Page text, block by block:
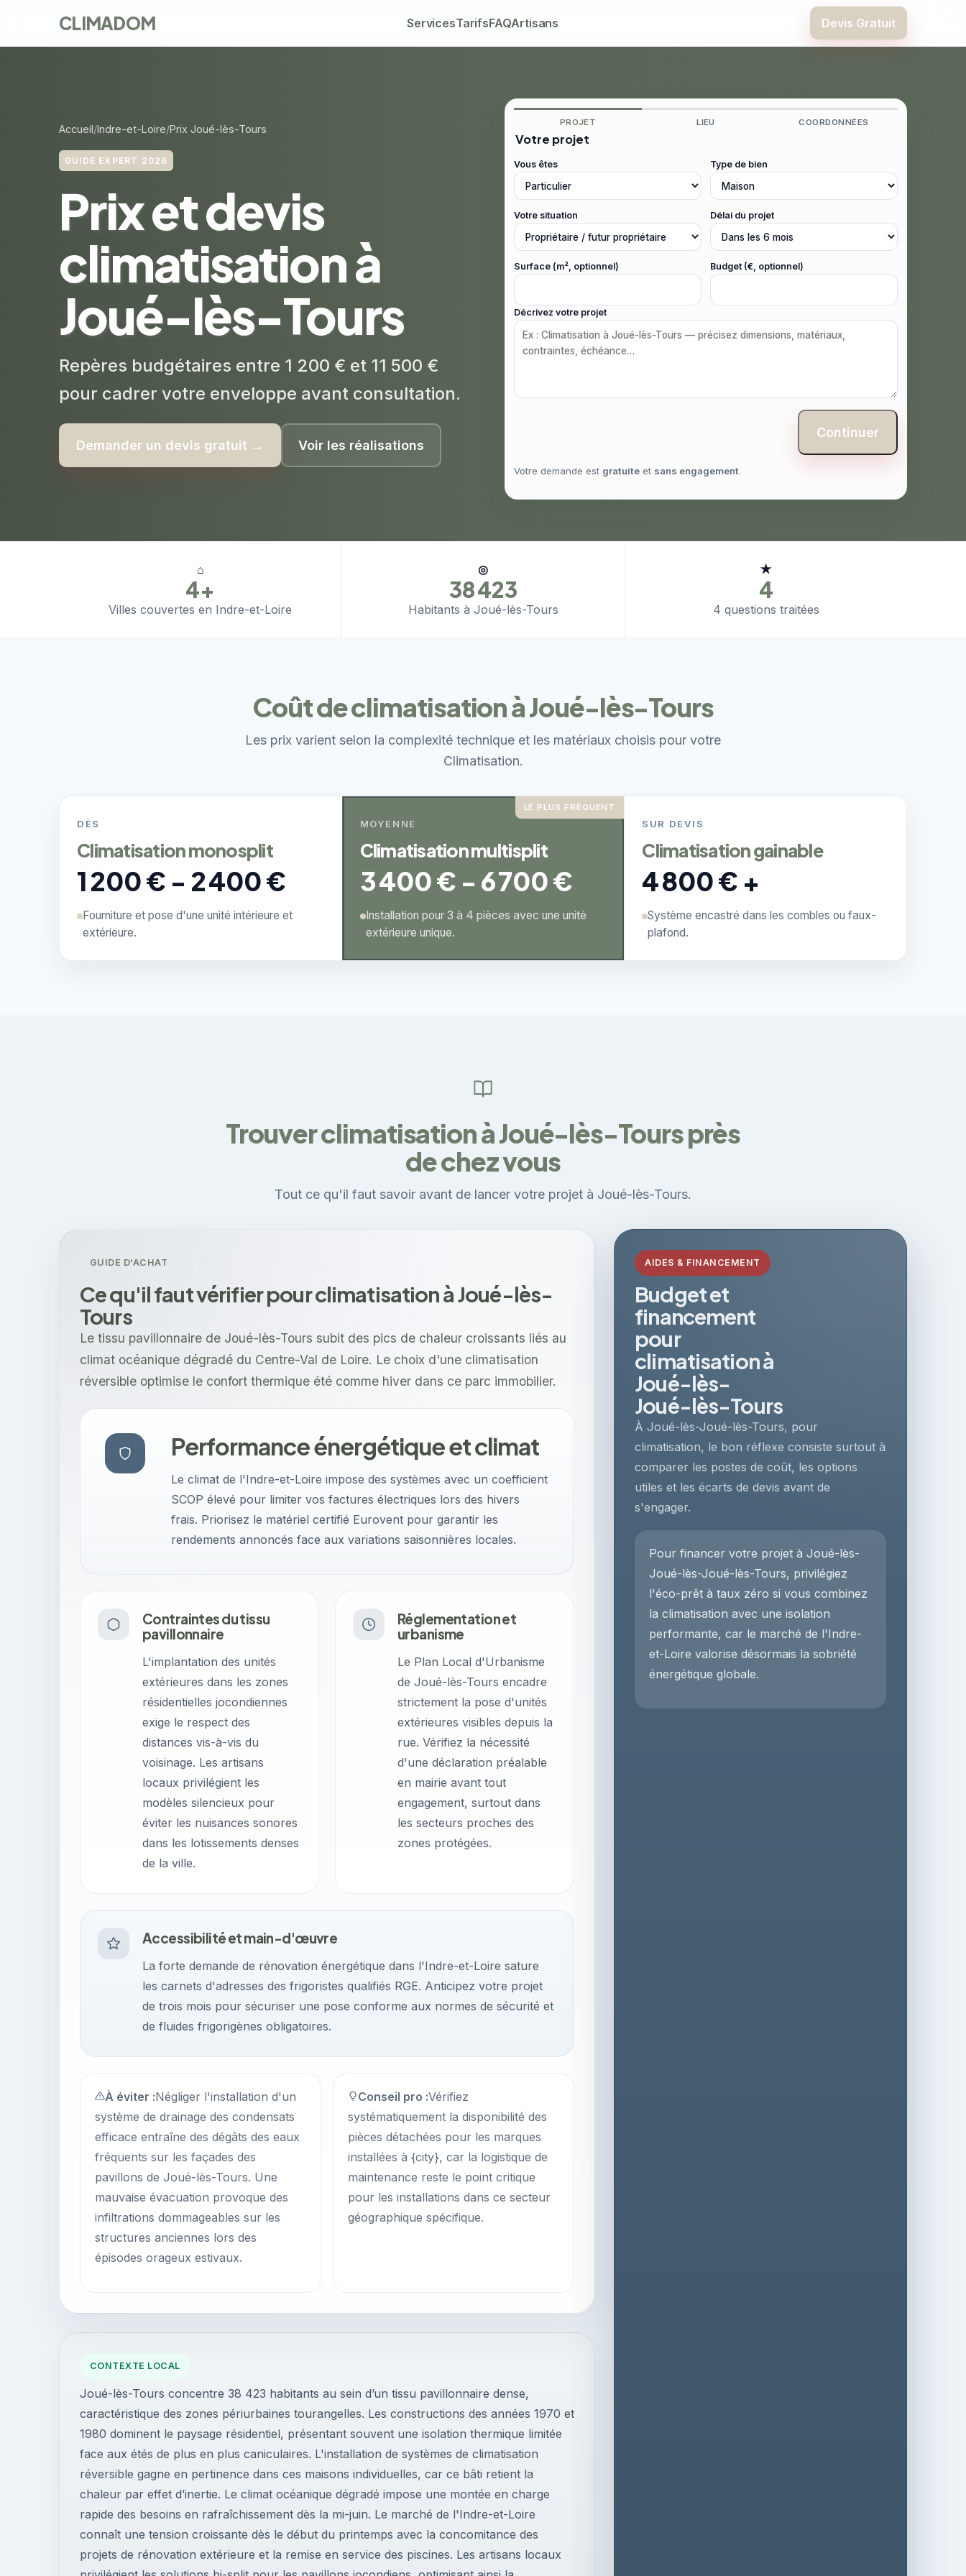
CLIMADOM ServicesTarifsFAQArtisans Devis Gratuit
Accueil Indre-et-Loire Prix Joué-lès-Tours
GUIDE EXPERT 2026
Prix et devis
climatisation à
Joué-lès-Tours
Repères budgétaires entre 1 200 € et 11 500 €
pour cadrer votre enveloppe avant consultation.
Demander un devis gratuit → Voir les réalisations
PROJET LIEU COORDONNÉES
Votre projet
Vous êtes Type de bien
Votre situation Délai du projet
Surface (m², optionnel) Budget (€, optionnel)
Décrivez votre projet
Continuer
Votre demande est gratuite et sans engagement.
⌂
4+
Villes couvertes en Indre-et-Loire
◎
38 423
Habitants à Joué-lès-Tours
★
4
4 questions traitées
Coût de climatisation à Joué-lès-Tours
Les prix varient selon la complexité technique et les matériaux choisis pour votre
Climatisation.
DÈS
Climatisation monosplit
1 200 € - 2 400 €
Fourniture et pose d'une unité intérieure et
extérieure.
LE PLUS FRÉQUENT
MOYENNE
Climatisation multisplit
3 400 € - 6 700 €
Installation pour 3 à 4 pièces avec une unité
extérieure unique.
SUR DEVIS
Climatisation gainable
4 800 € +
Système encastré dans les combles ou faux-
plafond.
Trouver climatisation à Joué-lès-Tours près
de chez vous
Tout ce qu'il faut savoir avant de lancer votre projet à Joué-lès-Tours.
CONTEXTE LOCAL
Joué-lès-Tours concentre 38 423 habitants au sein d’un tissu pavillonnaire dense,
caractéristique des zones périurbaines tourangelles. Les constructions des années 1970 et
1980 dominent le paysage résidentiel, présentant souvent une isolation thermique limitée
face aux étés de plus en plus caniculaires. L'installation de systèmes de climatisation
réversible gagne en pertinence dans ces maisons individuelles, car ce bâti retient la
chaleur par effet d’inertie. Le climat océanique dégradé impose une montée en charge
rapide des besoins en rafraîchissement dès la mi-juin. Le marché de l'Indre-et-Loire
connaît une tension croissante dès le début du printemps avec la concomitance des
projets de rénovation extérieure et la remise en service des piscines. Les artisans locaux
GUIDE D'ACHAT
Ce qu'il faut vérifier pour climatisation à Joué-lès-
Tours
Le tissu pavillonnaire de Joué-lès-Tours subit des pics de chaleur croissants liés au
climat océanique dégradé du Centre-Val de Loire. Le choix d'une climatisation
réversible optimise le confort thermique été comme hiver dans ce parc immobilier.
Performance énergétique et climat
Le climat de l'Indre-et-Loire impose des systèmes avec un coefficient
SCOP élevé pour limiter vos factures électriques lors des hivers
frais. Priorisez le matériel certifié Eurovent pour garantir les
rendements annoncés face aux variations saisonnières locales.
Contraintes du tissu
pavillonnaire
L'implantation des unités
extérieures dans les zones
résidentielles jocondiennes
exige le respect des
distances vis-à-vis du
voisinage. Les artisans
locaux privilégient les
modèles silencieux pour
éviter les nuisances sonores
dans les lotissements denses
de la ville.
Réglementation et
urbanisme
Le Plan Local d'Urbanisme
de Joué-lès-Tours encadre
strictement la pose d'unités
extérieures visibles depuis la
rue. Vérifiez la nécessité
d'une déclaration préalable
en mairie avant tout
engagement, surtout dans
les secteurs proches des
zones protégées.
Accessibilité et main-d'œuvre
La forte demande de rénovation énergétique dans l'Indre-et-Loire sature
les carnets d'adresses des frigoristes qualifiés RGE. Anticipez votre projet
de trois mois pour sécuriser une pose conforme aux normes de sécurité et
de fluides frigorigènes obligatoires.
À éviter :Négliger l'installation d'un
système de drainage des condensats
efficace entraîne des dégâts des eaux
fréquents sur les façades des
pavillons de Joué-lès-Tours. Une
mauvaise évacuation provoque des
infiltrations dommageables sur les
structures anciennes lors des
épisodes orageux estivaux.
Conseil pro :Vérifiez
systématiquement la disponibilité des
pièces détachées pour les marques
installées à {city}, car la logistique de
maintenance reste le point critique
pour les installations dans ce secteur
géographique spécifique.
AIDES & FINANCEMENT
Budget et
financement
pour
climatisation à
Joué-lès-
Joué-lès-Tours
À Joué-lès-Joué-lès-Tours, pour
climatisation, le bon réflexe consiste surtout à
comparer les postes de coût, les options
utiles et les écarts de devis avant de
s'engager.
Pour financer votre projet à Joué-lès-
Joué-lès-Joué-lès-Tours, privilégiez
l'éco-prêt à taux zéro si vous combinez
la climatisation avec une isolation
performante, car le marché de l'Indre-
et-Loire valorise désormais la sobriété
énergétique globale.